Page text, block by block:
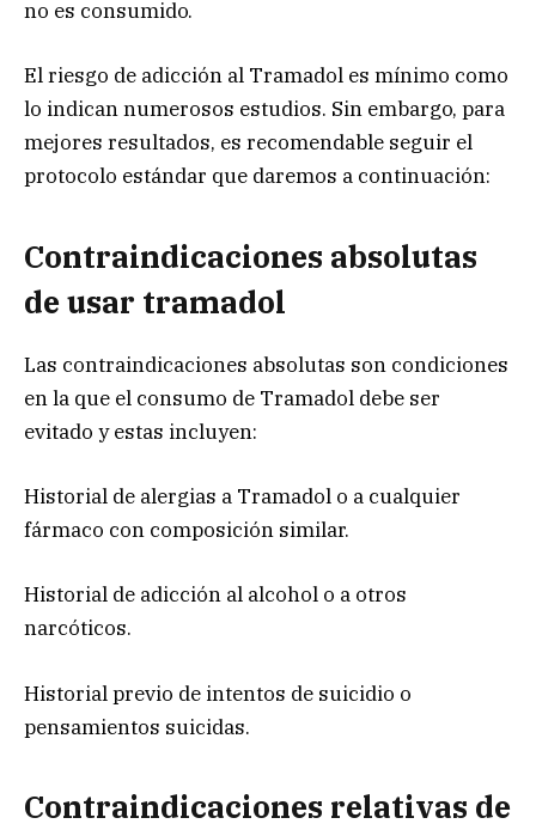
no es consumido.
El riesgo de adicción al Tramadol es mínimo como
lo indican numerosos estudios. Sin embargo, para
mejores resultados, es recomendable seguir el
protocolo estándar que daremos a continuación:
Contraindicaciones absolutas
de usar tramadol
Las contraindicaciones absolutas son condiciones
en la que el consumo de Tramadol debe ser
evitado y estas incluyen:
Historial de alergias a Tramadol o a cualquier
fármaco con composición similar.
Historial de adicción al alcohol o a otros
narcóticos.
Historial previo de intentos de suicidio o
pensamientos suicidas.
Contraindicaciones relativas de